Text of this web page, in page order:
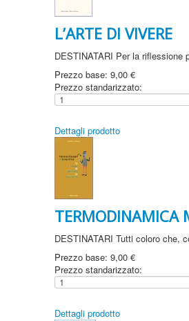
L’ARTE DI VIVERE
DESTINATARI Per la riflessione
Prezzo base:9,00 €
Prezzo standarizzato:
Dettagli prodotto
TERMODINAMICA
DESTINATARI Tutti coloro che,
Prezzo base:9,00 €
Prezzo standarizzato:
Dettagli prodotto